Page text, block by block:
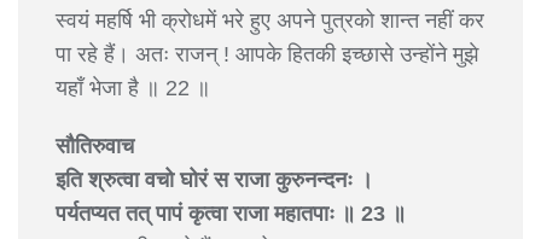
स्वयं महर्षि भी क्रोधमें भरे हुए अपने पुत्रको शान्त नहीं कर
पा रहे हैं। अतः राजन् ! आपके हितकी इच्छासे उन्होंने मुझे
यहाँ भेजा है ॥ 22 ॥
सौतिरुवाच
इति श्रुत्वा वचो घोरं स राजा कुरुनन्दनः ।
पर्यतप्यत तत् पापं कृत्वा राजा महातपाः ॥ 23 ॥